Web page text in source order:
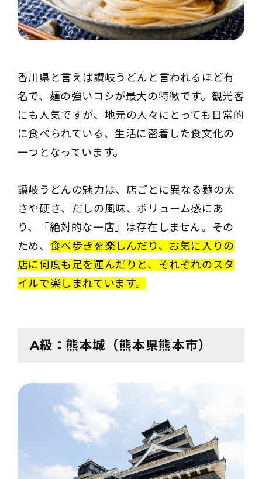
香川県と言えば讃岐うどんと言われるほど有
名で、麺の強いコシが最大の特徴です。観光客
にも人気ですが、地元の人々にとっても日常的
に食べられている、生活に密着した食文化の
一つとなっています。
讃岐うどんの魅力は、店ごとに異なる麺の太
さや硬さ、だしの風味、ボリューム感にあ
り、「絶対的な一店」は存在しません。その
ため、 食べ歩きを楽しんだり、お気に入りの
店に何度も足を運んだりと、それぞれのスタ
イルで楽しまれています。
A級：熊本城（熊本県熊本市）